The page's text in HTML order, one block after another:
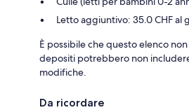
Letto aggiuntivo: 35.0 CHF al
È possibile che questo elenco
depositi potrebbero non
modifiche.
Da ricordare